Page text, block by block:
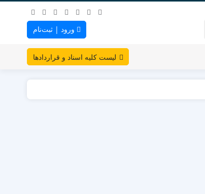
ورود | ثبت‌نام
لیست کلیه اسناد و قراردادها